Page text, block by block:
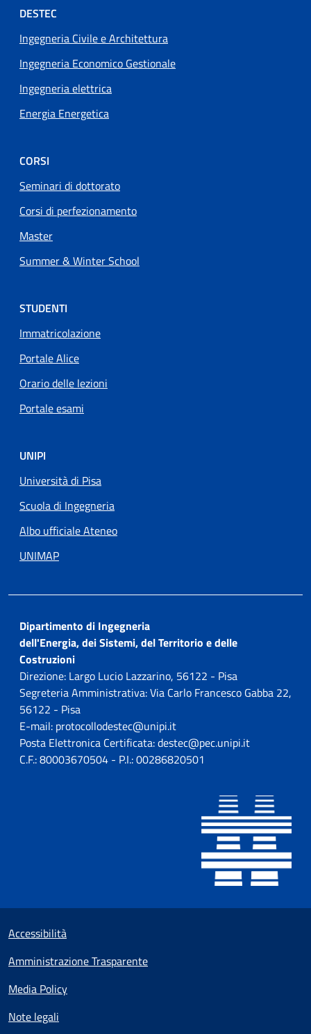
Footer menu
DESTEC
Ingegneria Civile e Architettura
Ingegneria Economico Gestionale
Ingegneria elettrica
Energia Energetica
CORSI
Seminari di dottorato
Corsi di perfezionamento
Master
Summer & Winter School
STUDENTI
Immatricolazione
Portale Alice
Orario delle lezioni
Portale esami
UNIPI
Università di Pisa
Scuola di Ingegneria
Albo ufficiale Ateneo
UNIMAP
Dipartimento di Ingegneria
dell'Energia, dei Sistemi, del Territorio e delle
Costruzioni
Direzione: Largo Lucio Lazzarino, 56122 - Pisa
Segreteria Amministrativa: Via Carlo Francesco Gabba 22,
56122 - Pisa
E-mail: protocollodestec@unipi.it
Posta Elettronica Certificata: destec@pec.unipi.it
C.F.: 80003670504 - P.I.: 00286820501
Small prints
Sezione Link utili
Accessibilità
Amministrazione Trasparente
Media Policy
Note legali